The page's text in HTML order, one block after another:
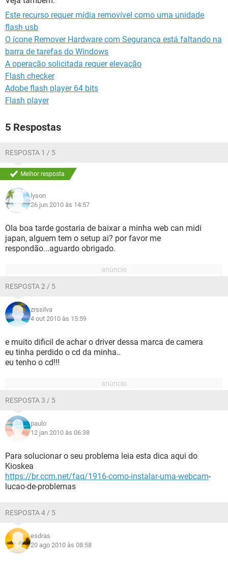
Este recurso requer mídia removível como uma unidade
flash usb
O ícone Remover Hardware com Segurança está faltando na
barra de tarefas do Windows
A operação solicitada requer elevação
Flash checker
Adobe flash player 64 bits
Flash player
5 Respostas
RESPOSTA 1 / 5
Melhor resposta
lyson
26 jun 2010 às 14:57
Ola boa tarde gostaria de baixar a minha web can midi
japan, alguem tem o setup ai? por favor me
respondão...aguardo obrigado.
RESPOSTA 2 / 5
zrssilva
4 out 2010 às 15:59
e muito dificil de achar o driver dessa marca de camera
eu tinha perdido o cd da minha..
eu tenho o cd!!!
RESPOSTA 3 / 5
paulo
12 jan 2010 às 06:38
Para solucionar o seu problema leia esta dica aqui do
Kioskea
https://br.ccm.net/faq/1916-como-instalar-uma-webcam­
lucao-de-problemas
RESPOSTA 4 / 5
esdras
20 ago 2010 às 08:58